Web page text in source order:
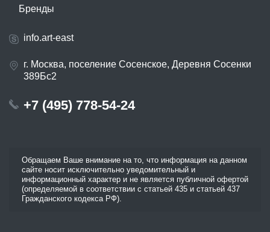
Бренды
info.art-east
г. Москва, поселение Сосенское, Деревня Сосенки
389Бс2
+7 (495) 778-54-24
Обращаем Ваше внимание на то, что информация на данном
сайте носит исключительно уведомительный и
информационный характер и не является публичной офертой
(определяемой в соответствии с статьей 435 и статьей 437
Гражданского кодекса РФ).